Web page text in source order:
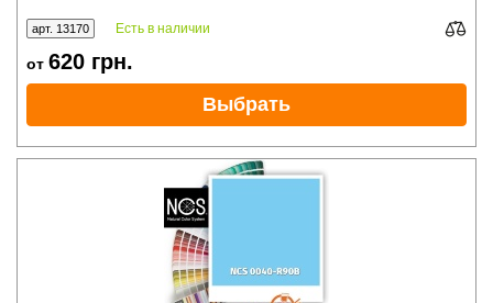
арт. 13170 Есть в наличии
от 620 грн.
Выбрать